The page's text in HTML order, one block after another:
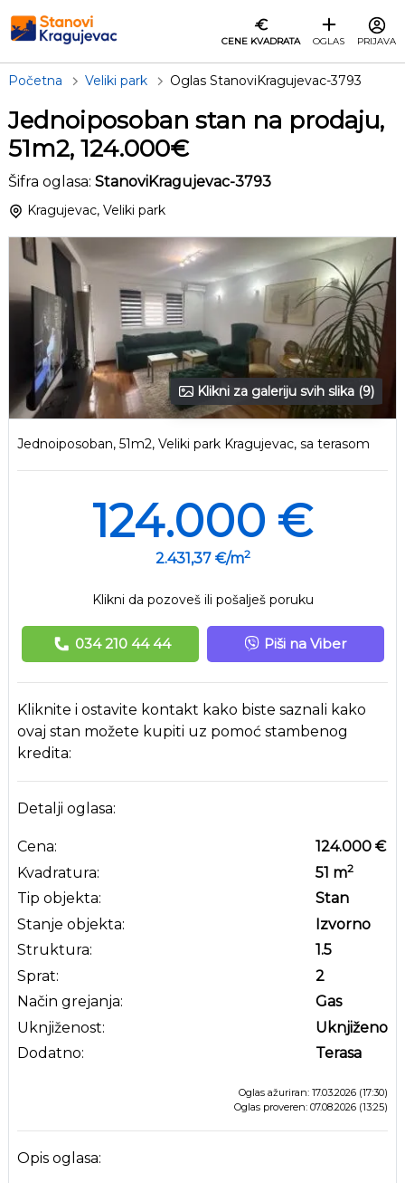
CENE KVADRATA OGLAS PRIJAVA
Početna Veliki park Oglas StanoviKragujevac-3793
Jednoiposoban stan na prodaju,
51m2, 124.000€
Šifra oglasa: StanoviKragujevac-3793
Kragujevac, Veliki park
Klikni za galeriju svih slika (9)
Jednoiposoban, 51m2, Veliki park Kragujevac, sa terasom
124.000 €
2.431,37 €/m2
Klikni da pozoveš ili pošalješ poruku
034 210 44 44 Piši na Viber
Kliknite i ostavite kontakt kako biste saznali kako
ovaj stan možete kupiti uz pomoć stambenog
kredita:
Detalji oglasa:
Cena:
Kvadratura:
Tip objekta:
Stanje objekta:
Struktura:
Sprat:
Način grejanja:
Uknjiženost:
Dodatno:
124.000 €
51 m2
Stan
Izvorno
1.5
2
Gas
Uknjiženo
Terasa
Oglas ažuriran: 17.03.2026 (17:30)
Oglas proveren: 07.08.2026 (13:25)
Opis oglasa: